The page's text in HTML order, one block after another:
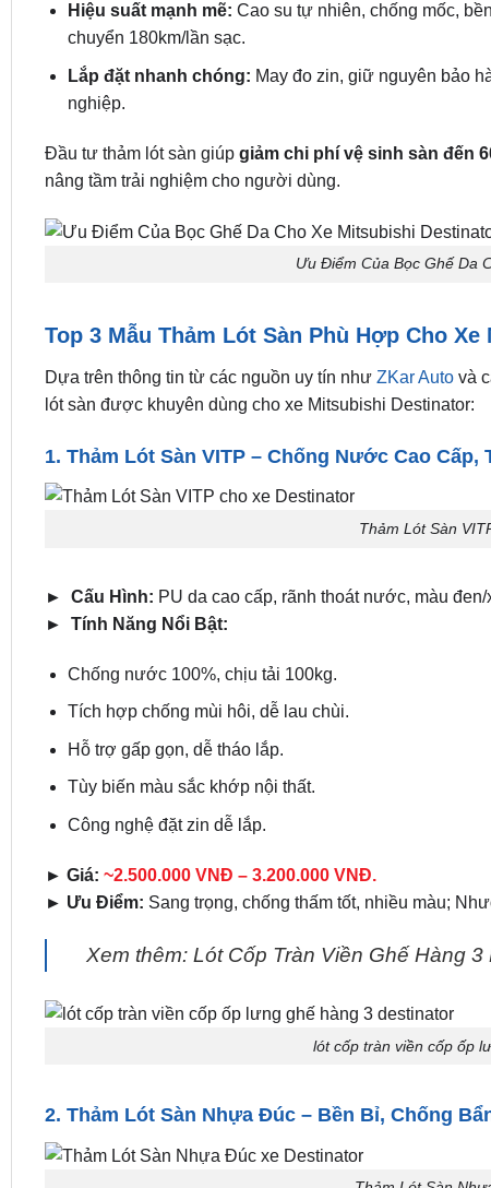
Hiệu suất mạnh mẽ: Cao su tự nhiên, chống mốc,
chuyển 180km/lần sạc.
Lắp đặt nhanh chóng: May đo zin, giữ nguyên bảo
nghiệp.
Đầu tư thảm lót sàn giúpgiảm chi phí vệ sinh sàn đến
nâng tầm trải nghiệm cho người dùng.
Ưu Điểm Của Bọc Ghế Da
Top 3 Mẫu Thảm Lót Sàn Phù Hợp Cho
Dựa trên thông tin từ các nguồn uy tín như ZKar Autovà
lót sàn được khuyên dùng cho xe Mitsubishi Destinator:
1. Thảm Lót Sàn VITP – Chống Nước Cao Cấp,
Thảm Lót Sàn
► Cấu Hình: PU da cao cấp, rãnh thoát nước, màu đen/
► Tính Năng Nổi Bật:
Chống nước 100%, chịu tải 100kg.
Tích hợp chống mùi hôi, dễ lau chùi.
Hỗ trợ gấp gọn, dễ tháo lắp.
Tùy biến màu sắc khớp nội thất.
Công nghệ đặt zin dễ lắp.
► Giá: ~2.500.000 VNĐ – 3.200.000 VNĐ.
► Ưu Điểm: Sang trọng, chống thấm tốt, nhiều màu;
Xem thêm: Lót Cốp Tràn Viền Ghế Hàng 3
lót cốp tràn viền cốp ốp
2. Thảm Lót Sàn Nhựa Đúc – Bền Bỉ, Chống